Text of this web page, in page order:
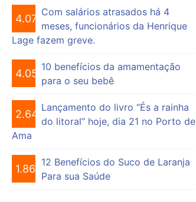
4.073
Com salários atrasados há 4
meses, funcionários da Henrique
Lage fazem greve.
4.055
10 benefícios da amamentação
para o seu bebê
2.646
Lançamento do livro “És a rainha
do litoral” hoje, dia 21 no Porto de
Ama
1.863
12 Benefícios do Suco de Laranja
Para sua Saúde